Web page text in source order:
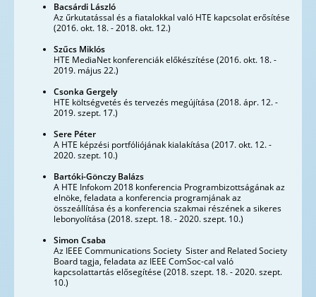
Bacsárdi László
Az űrkutatással és a fiatalokkal való HTE kapcsolat erősítése
(2016. okt. 18. - 2018. okt. 12.)
Szűcs Miklós
HTE MediaNet konferenciák előkészítése (2016. okt. 18. -
2019. május 22.)
Csonka Gergely
HTE költségvetés és tervezés megújítása (2018. ápr. 12. -
2019. szept. 17.)
Sere Péter
A HTE képzési portfóliójának kialakítása (2017. okt. 12. -
2020. szept. 10.)
Bartóki-Gönczy Balázs
A HTE Infokom 2018 konferencia Programbizottságának az
elnöke, feladata a konferencia programjának az
összeállítása és a konferencia szakmai részének a sikeres
lebonyolítása (2018. szept. 18. - 2020. szept. 10.)
Simon Csaba
Az IEEE Communications Society Sister and Related Society
Board tagja, feladata az IEEE ComSoc-cal való
kapcsolattartás elősegítése (2018. szept. 18. - 2020. szept.
10.)